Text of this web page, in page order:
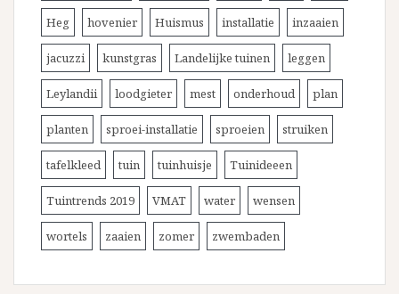
Heg hovenier Huismus installatie inzaaien
jacuzzi kunstgras Landelijke tuinen leggen
Leylandii loodgieter mest onderhoud plan
planten sproei-installatie sproeien struiken
tafelkleed tuin tuinhuisje Tuinideeen
Tuintrends 2019 VMAT water wensen
wortels zaaien zomer zwembaden